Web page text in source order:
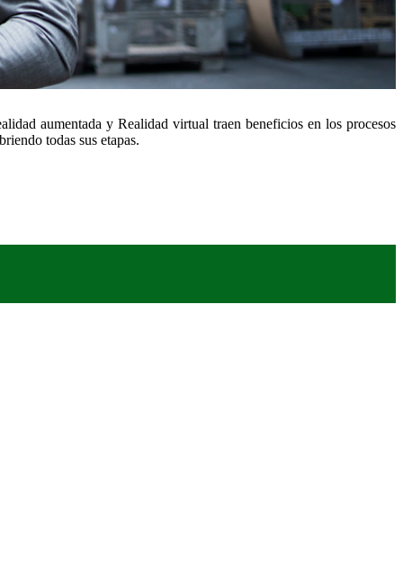
aumentada y Realidad virtual traen beneficios en los procesos
todas sus etapas.